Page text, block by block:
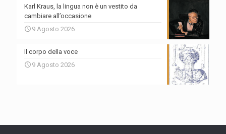
Karl Kraus, la lingua non è un vestito da
cambiare all’occasione
9 Agosto 2026
Il corpo della voce
9 Agosto 2026